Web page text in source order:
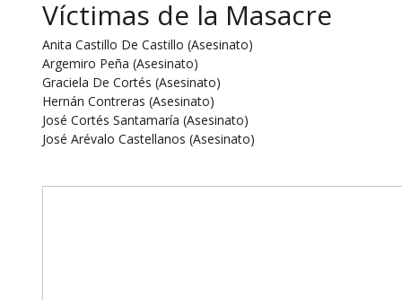
Víctimas de la Masacre
Anita Castillo De Castillo (Asesinato)
Argemiro Peña (Asesinato)
Graciela De Cortés (Asesinato)
Hernán Contreras (Asesinato)
José Cortés Santamaría (Asesinato)
José Arévalo Castellanos (Asesinato)